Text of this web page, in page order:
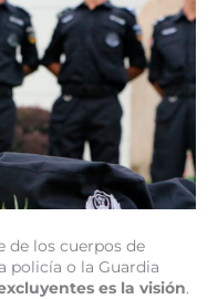
de los cuerpos de
policía o la Guardia
es la visión.